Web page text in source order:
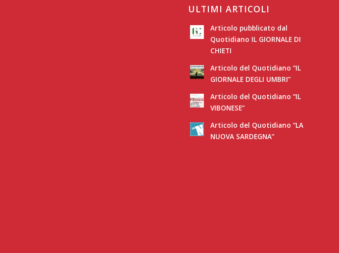
ULTIMI ARTICOLI
Articolo pubblicato dal
Quotidiano IL GIORNALE DI
CHIETI
Articolo del Quotidiano “IL
GIORNALE DEGLI UMBRI”
Articolo del Quotidiano “IL
VIBONESE”
Articolo del Quotidiano “LA
NUOVA SARDEGNA”